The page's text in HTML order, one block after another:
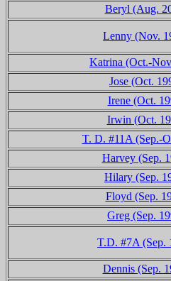
Beryl (Aug.
Lenny (Nov.
Katrina (Oct.-
Jose (Oct.
Irene (Oct.
Irwin (Oct.
T. D. #11A (Sep.-
Harvey (Sep.
Hilary (Sep.
Floyd (Sep.
Greg (Sep.
T.D. #7A (Sep.
Dennis (Sep.